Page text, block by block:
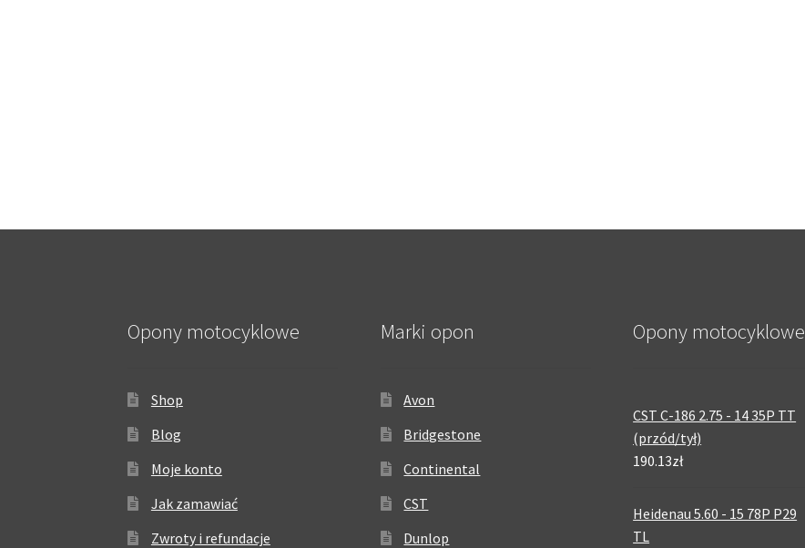
Opony motocyklowe
Shop
Blog
Moje konto
Jak zamawiać
Zwroty i refundacje
Marki opon
Avon
Bridgestone
Continental
CST
Dunlop
Opony motocyklowe
CST C-186 2.75 - 14 35P TT
(przód/tył)
190.13zł
Heidenau 5.60 - 15 78P P29
TL